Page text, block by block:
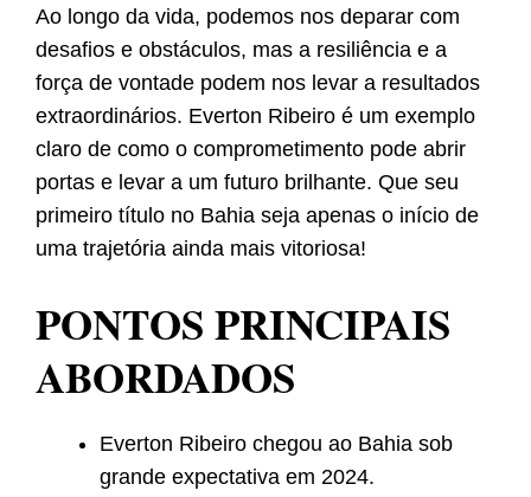
Ao longo da vida, podemos nos deparar com
desafios e obstáculos, mas a resiliência e a
força de vontade podem nos levar a resultados
extraordinários. Everton Ribeiro é um exemplo
claro de como o comprometimento pode abrir
portas e levar a um futuro brilhante. Que seu
primeiro título no Bahia seja apenas o início de
uma trajetória ainda mais vitoriosa!
PONTOS PRINCIPAIS
ABORDADOS
Everton Ribeiro chegou ao Bahia sob
grande expectativa em 2024.